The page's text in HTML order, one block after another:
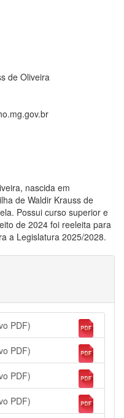
de Oliveira
nascida em
de Waldir Krauss de
Possui curso superior e
de 2024 foi reeleita para
a Legislatura 2025/2028.
PDF)
PDF)
PDF)
PDF)